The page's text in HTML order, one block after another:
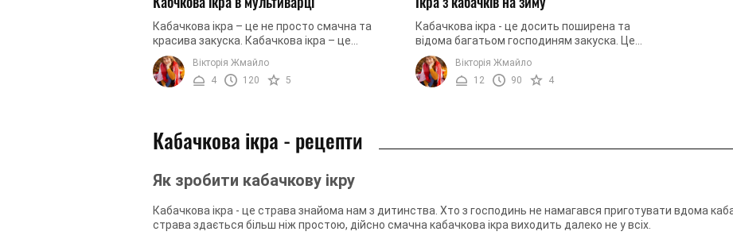
Кабачкова ікра – це не просто смачна та
красива закуска. Кабачкова ікра – це
божественно смачна закуска, яка ще й
помимо цього є безмежним джерелом ...
Вікторія Жмайло
4
120 5
Кабачкова ікра - це досить поширена та
відома багатьом господиням закуска. Це
пов’язано з тим ,що ікра містить досить
прості та доступні інгредієнти, ...
Вікторія Жмайло
12
90 4
Кабачкова ікра - рецепти
Як зробити кабачкову ікру
Кабачкова ікра - це страва знайома нам з дитинства. Хто з господинь не намагався приготувати вдома
страва здається більш ніж простою, дійсно смачна кабачкова ікра виходить далеко не у всіх.